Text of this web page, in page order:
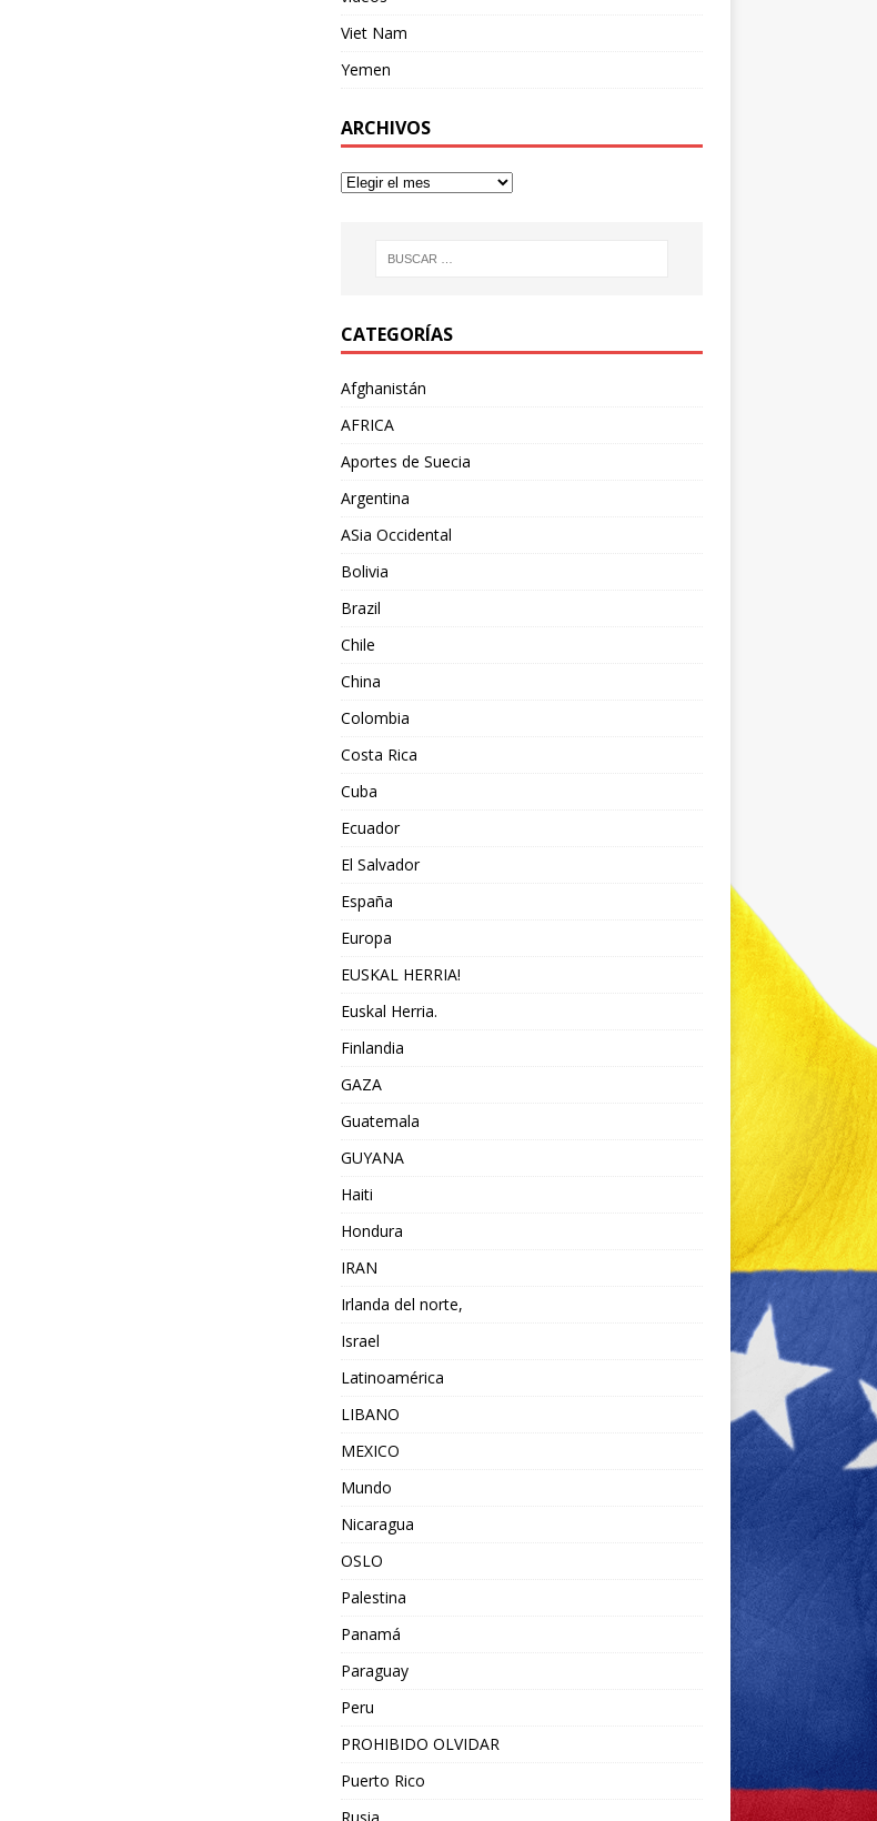
Viet Nam
Yemen
ARCHIVOS
CATEGORÍAS
Afghanistán
AFRICA
Aportes de Suecia
Argentina
ASia Occidental
Bolivia
Brazil
Chile
China
Colombia
Costa Rica
Cuba
Ecuador
El Salvador
España
Europa
EUSKAL HERRIA!
Euskal Herria.
Finlandia
GAZA
Guatemala
GUYANA
Haiti
Hondura
IRAN
Irlanda del norte,
Israel
Latinoamérica
LIBANO
MEXICO
Mundo
Nicaragua
OSLO
Palestina
Panamá
Paraguay
Peru
PROHIBIDO OLVIDAR
Puerto Rico